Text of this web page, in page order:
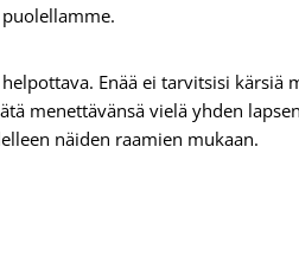
Enää ei tarvitsisi kärsiä
menettävänsä vielä yhden
näiden raamien mukaan.